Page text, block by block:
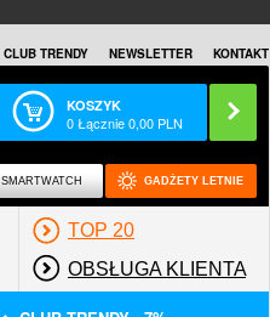
CLUB TRENDY NEWSLETTER KONTAKT
KOSZYK
0Łącznie0,00 PLN
SMARTWATCH GADŻETY LETNIE
TOP 20
OBSŁUGA KLIENTA